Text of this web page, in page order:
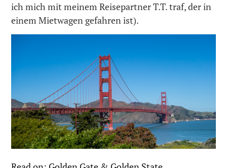
ich mich mit meinem Reisepartner T.T. traf, der in
einem Mietwagen gefahren ist).